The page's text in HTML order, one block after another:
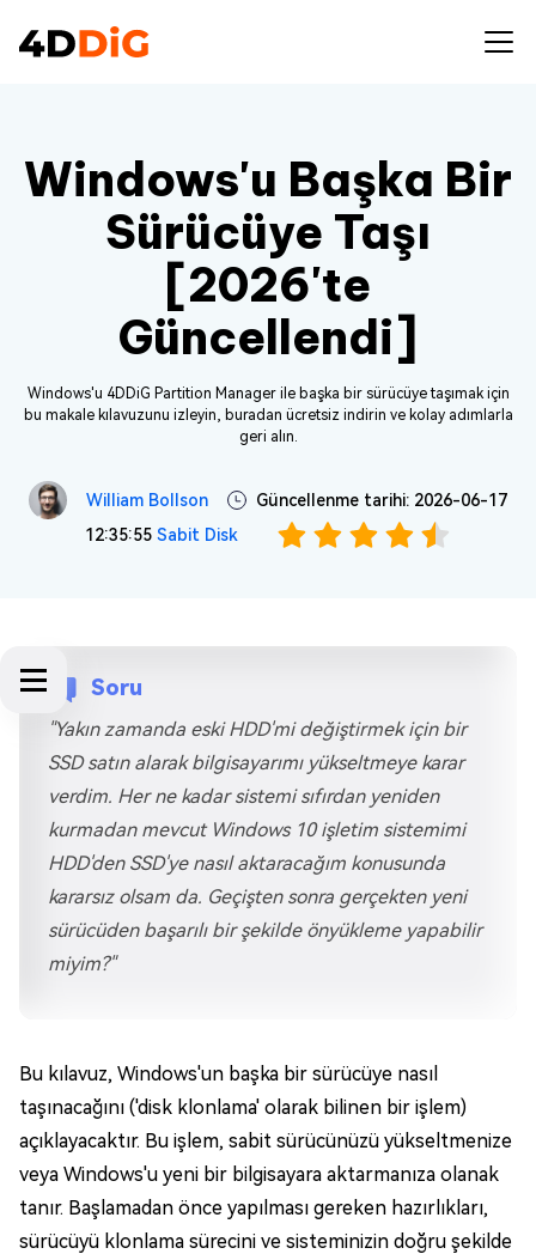
Windows'u Başka Bir
Sürücüye Taşı
[2026'te
Güncellendi]
Windows'u 4DDiG Partition Manager ile başka bir sürücüye taşımak için
bu makale kılavuzunu izleyin, buradan ücretsiz indirin ve kolay adımlarla
geri alın.
William Bollson
Güncellenme tarihi: 2026-06-17
12:35:55 Sabit Disk
Soru
"Yakın zamanda eski HDD'mi değiştirmek için bir
SSD satın alarak bilgisayarımı yükseltmeye karar
verdim. Her ne kadar sistemi sıfırdan yeniden
kurmadan mevcut Windows 10 işletim sistemimi
HDD'den SSD'ye nasıl aktaracağım konusunda
kararsız olsam da. Geçişten sonra gerçekten yeni
sürücüden başarılı bir şekilde önyükleme yapabilir
miyim?"
Bu kılavuz, Windows'un başka bir sürücüye nasıl
taşınacağını ('disk klonlama' olarak bilinen bir işlem)
açıklayacaktır. Bu işlem, sabit sürücünüzü yükseltmenize
veya Windows'u yeni bir bilgisayara aktarmanıza olanak
tanır. Başlamadan önce yapılması gereken hazırlıkları,
sürücüyü klonlama sürecini ve sisteminizin doğru şekilde